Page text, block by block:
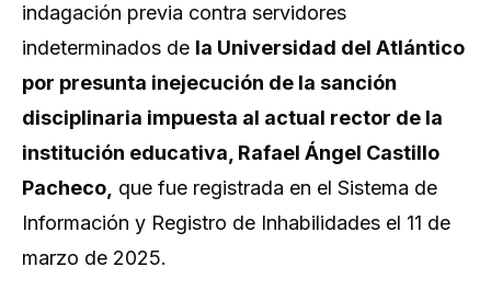
indagación previa contra servidores
indeterminados de la Universidad del Atlántico
por presunta inejecución de la sanción
disciplinaria impuesta al actual rector de la
institución educativa, Rafael Ángel Castillo
Pacheco, que fue registrada en el Sistema de
Información y Registro de Inhabilidades el 11 de
marzo de 2025.